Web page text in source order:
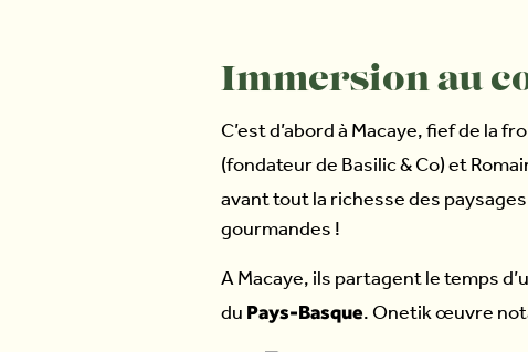
Immersion au
C’est d’abord à Macaye, fief de la
(fondateur de Basilic & Co) et
avant tout la richesse des
gourmandes !
A Macaye, ils partagent le temps
du Pays-Basque. Onetik œuvre